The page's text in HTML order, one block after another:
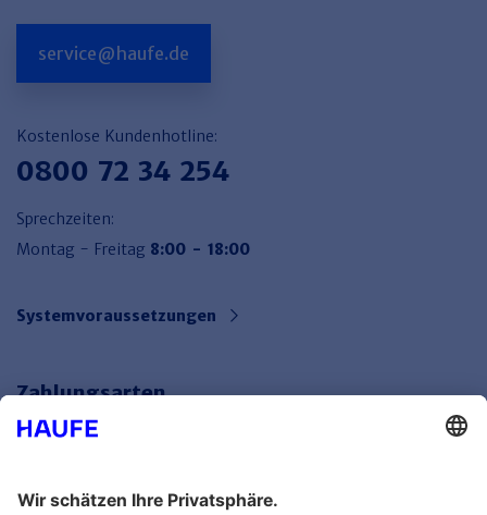
service@haufe.de
Kostenlose Kundenhotline:
0800 72 34 254
Sprechzeiten:
Montag - Freitag 8:00 - 18:00
Systemvoraussetzungen
Zahlungsarten